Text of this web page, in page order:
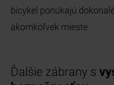
bicykel ponúkajú
akomkoľvek mieste.
Ďalšie zábrany s